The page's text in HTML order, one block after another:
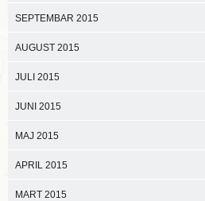
SEPTEMBAR 2015
AUGUST 2015
JULI 2015
JUNI 2015
MAJ 2015
APRIL 2015
MART 2015